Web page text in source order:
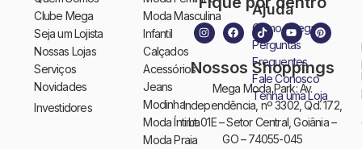
Clube Mega
Seja um Lojista
Nossas Lojas
Serviços
Novidades
Investidores
Moda Masculina
Infantil
Calçados
Acessórios
Jeans
Modinha
Moda Íntima
Moda Praia
Ajuda
Como Chegar
Perguntas
Frequentes
Fale Conosco
Tenha uma Loja
Nossos Shoppings
Mega Moda Park: Av.
Independência, nº 3302, Qd. 172,
Lt. 01E – Setor Central, Goiânia –
GO – 74055-045